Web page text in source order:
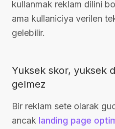
kullanmak reklam dilini
ama kullaniciya verilen
gelebilir.
Yuksek skor, yuksek
gelmez
Bir reklam sete olarak
ancak landing page